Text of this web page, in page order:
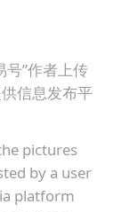
号”作者上传
信息发布平
pictures
by a user
platform